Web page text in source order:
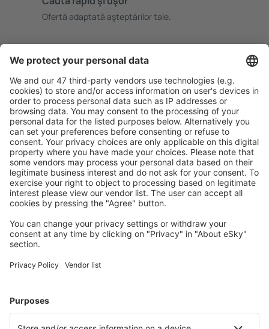
Ofertă adaptată aşteptărilor tale.
Rezervare fără griji cu opțiune gratuită de anulare.
Economiseşte mai mult
Prețuri atractive și oferte speciale pentru utilizatorii
conectați.
Cazarea preferată
Alege din peste 1,3 mil. de opţiuni: hoteluri, cabane,
apartamente și altele.
Cele mai căutate hoteluri de către utilizatorii eSky
Hoteluri în Thailanda - Orașe populare
Hoteluri în Chiang Mai